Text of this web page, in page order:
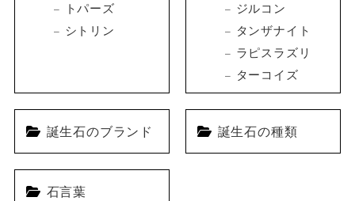
トパーズ
シトリン
ジルコン
タンザナイト
ラピスラズリ
ターコイズ
誕生石のブランド 誕生石の種類
石言葉